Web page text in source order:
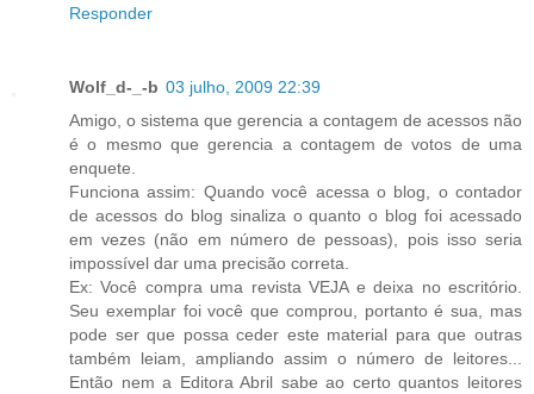
Responder
Wolf_d-_-b 03 julho, 2009 22:39
Amigo, o sistema que gerencia a contagem de acessos não
é o mesmo que gerencia a contagem de votos de uma
enquete.
Funciona assim: Quando você acessa o blog, o contador
de acessos do blog sinaliza o quanto o blog foi acessado
em vezes (não em número de pessoas), pois isso seria
impossível dar uma precisão correta.
Ex: Você compra uma revista VEJA e deixa no escritório.
Seu exemplar foi você que comprou, portanto é sua, mas
pode ser que possa ceder este material para que outras
também leiam, ampliando assim o número de leitores...
Então nem a Editora Abril sabe ao certo quantos leitores